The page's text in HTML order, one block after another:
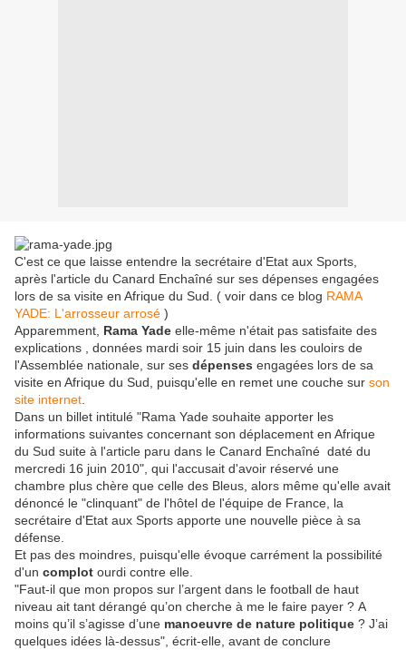
C'est ce que laisse entendre la secrétaire d'Etat aux Sports,
après l'article du Canard Enchaîné sur ses dépenses engagées
lors de sa visite en Afrique du Sud. ( voir dans ce blog RAMA
YADE: L'arrosseur arrosé )
Apparemment, Rama Yade elle-même n'était pas satisfaite des
explications , données mardi soir 15 juin dans les couloirs de
l'Assemblée nationale, sur ses dépenses engagées lors de sa
visite en Afrique du Sud, puisqu'elle en remet une couche sur son
site internet
Dans un billet intitulé "Rama Yade souhaite apporter les
informations suivantes concernant son déplacement en Afrique
du Sud suite à l'article paru dans le Canard Enchaîné daté du
mercredi 16 juin 2010", qui l'accusait d'avoir réservé une
chambre plus chère que celle des Bleus, alors même qu'elle avait
dénoncé le "clinquant" de l'hôtel de l'équipe de France, la
secrétaire d'Etat aux Sports apporte une nouvelle pièce à sa
défense.
Et pas des moindres, puisqu'elle évoque carrément la possibilité
d'un complot ourdi contre elle.
"Faut-il que mon propos sur l’argent dans le football de haut
niveau ait tant dérangé qu’on cherche à me le faire payer ? A
moins qu’il s’agisse d’une manoeuvre de nature politique ? J’ai
quelques idées là-dessus", écrit-elle, avant de conclure